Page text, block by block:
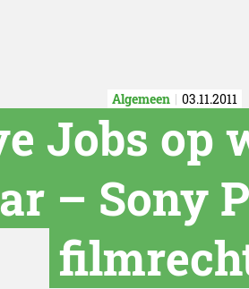
Algemeen 03.11.2011
Jobs op
– Sony